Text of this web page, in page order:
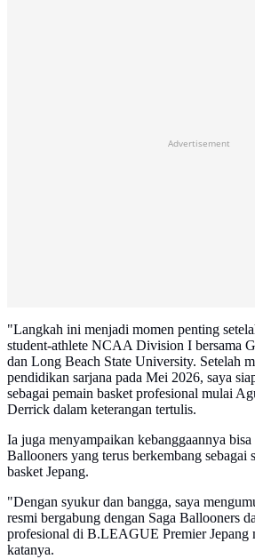
Advertisement
"Langkah ini menjadi momen penting
student-athlete NCAA Division I bersama
dan Long Beach State University. Setelah
pendidikan sarjana pada Mei 2026, saya
sebagai pemain basket profesional mulai
Derrick dalam keterangan tertulis.
Ia juga menyampaikan kebanggaannya
Ballooners yang terus berkembang sebagai
basket Jepang.
"Dengan syukur dan bangga, saya
resmi bergabung dengan Saga Ballooners
profesional di B.LEAGUE Premier Jepang
katanya.